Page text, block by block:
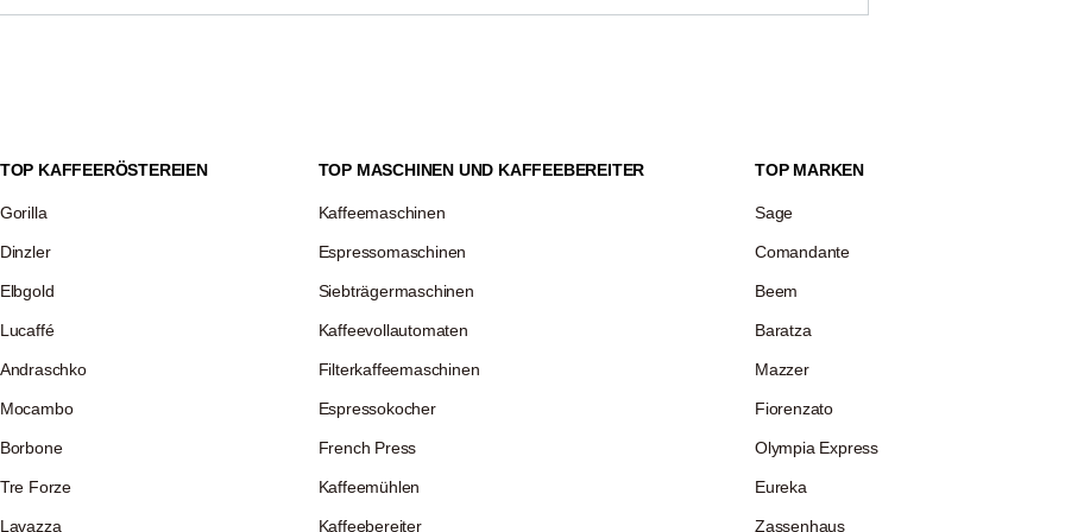
TOP KAFFEERÖSTEREIEN
Gorilla
Dinzler
Elbgold
Lucaffé
Andraschko
Mocambo
Borbone
Tre Forze
Lavazza
TOP MASCHINEN UND KAFFEEBEREITER
Kaffeemaschinen
Espressomaschinen
Siebträgermaschinen
Kaffeevollautomaten
Filterkaffeemaschinen
Espressokocher
French Press
Kaffeemühlen
Kaffeebereiter
TOP MARKEN
Sage
Comandante
Beem
Baratza
Mazzer
Fiorenzato
Olympia Express
Eureka
Zassenhaus